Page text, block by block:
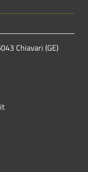
Chiavari (GE)